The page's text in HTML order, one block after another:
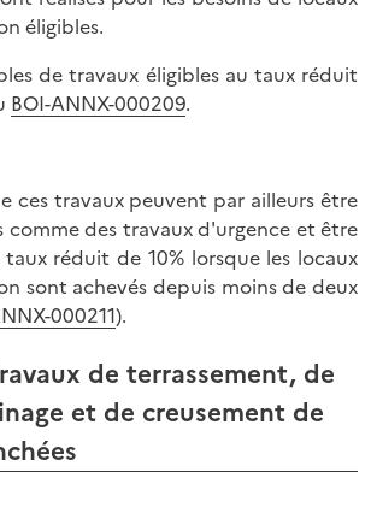
éligibles.
de travaux éligibles au taux réduit
BOI-ANNX-000209.
ces travaux peuvent par ailleurs être
comme des travaux d'urgence et être
réduit de 10% lorsque les locaux
sont achevés depuis moins de deux
000211).
de terrassement, de
et de creusement de